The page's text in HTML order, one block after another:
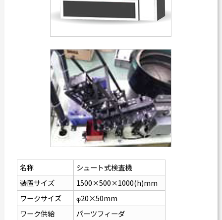
名称
シュート式検査機
装置サイズ
1500×500×1000(h)mm
ワークサイズ
φ20×50mm
ワーク供給
パーツフィーダ
Japanese English